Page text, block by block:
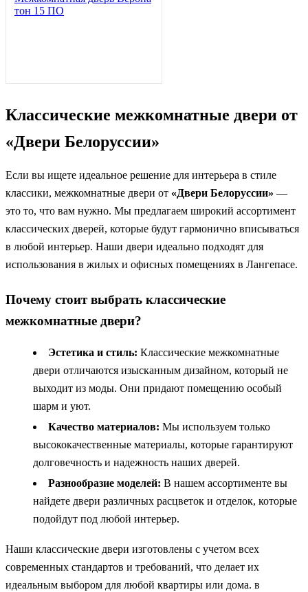
тон 15 ПО
Классические межкомнатные двери от
«Двери Белоруссии»
Если вы ищете идеальное решение для интерьера в стиле
классики, межкомнатные двери от «Двери Белоруссии» —
это то, что вам нужно. Мы предлагаем широкий ассортимент
классических дверей, которые будут гармонично вписываться
в любой интерьер. Наши двери идеально подходят для
использования в жилых и офисных помещениях в Лангепасе.
Почему стоит выбрать классические
межкомнатные двери?
Эстетика и стиль: Классические межкомнатные
двери отличаются изысканным дизайном, который не
выходит из моды. Они придают помещению особый
шарм и уют.
Качество материалов: Мы используем только
высококачественные материалы, которые гарантируют
долговечность и надежность наших дверей.
Разнообразие моделей: В нашем ассортименте вы
найдете двери различных расцветок и отделок, которые
подойдут под любой интерьер.
Наши классические двери изготовлены с учетом всех
современных стандартов и требований, что делает их
идеальным выбором для любой квартиры или дома. в